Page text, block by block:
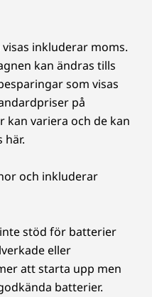
och beror på många faktorer,
och kan vara lägre än förväntat.
regionala myndighetscertifieringar
på region/modell.
inkluderar moms.
kan ändras tills
som visas
på
variera och de kan
här.
och inkluderar
stöd för batterier
eller
att starta upp men
batterier.